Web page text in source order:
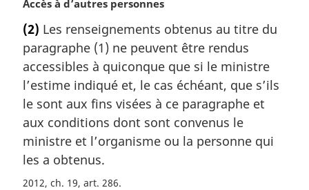
N
t
e
m
a
r
g
i
n
a
e
Accès à d’autres personnes
(2) Les renseignements obtenus au titre du
paragraphe (1) ne peuvent être rendus
accessibles à quiconque que si le ministre
l’estime indiqué et, le cas échéant, que s’ils
le sont aux fins visées à ce paragraphe et
aux conditions dont sont convenus le
ministre et l’organisme ou la personne qui
les a obtenus.
2012, ch. 19, art. 286